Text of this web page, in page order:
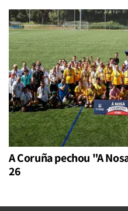
A Coruña pechou "A
26